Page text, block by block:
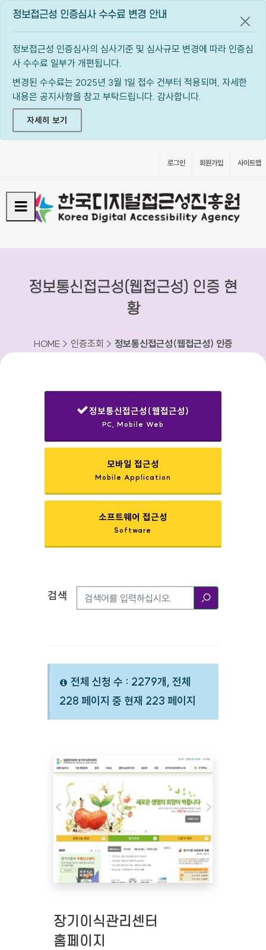
정보접근성 인증심사 수수료 변경 안내
정보접근성 인증심사의 심사기준 및 심사규모 변경에 따라 인증심
사 수수료 일부가 개편됩니다.
변경된 수수료는 2025년 3월 1일 접수 건부터 적용되며, 자세한
내용은 공지사항을 참고 부탁드립니다. 감사합니다.
자세히 보기
공지
로그인 회원가입 사이트맵
정보통신접근성(웹접근성) 인증 현
황
HOME > 인증조회 > 정보통신접근성(웹접근성) 인증
정보통신접근성(웹접근성)
PC, Mobile Web
모바일 접근성
Mobile Application
소프트웨어 접근성
Software
검색옵션
검색
전체 신청 수 : 2279개, 전체
228 페이지 중 현재 223 페이지
장기이식관리센터
홈페이지